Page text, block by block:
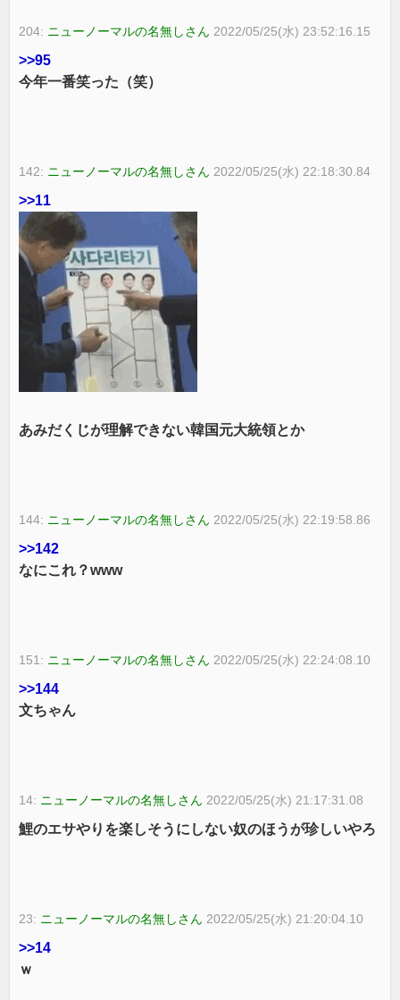
204: ニューノーマルの名無しさん 2022/05/25(水) 23:52:16.15
>>95
今年一番笑った（笑）
142: ニューノーマルの名無しさん 2022/05/25(水) 22:18:30.84
>>11
あみだくじが理解できない韓国元大統領とか
144: ニューノーマルの名無しさん 2022/05/25(水) 22:19:58.86
>>142
なにこれ？www
151: ニューノーマルの名無しさん 2022/05/25(水) 22:24:08.10
>>144
文ちゃん
14: ニューノーマルの名無しさん 2022/05/25(水) 21:17:31.08
鯉のエサやりを楽しそうにしない奴のほうが珍しいやろ
23: ニューノーマルの名無しさん 2022/05/25(水) 21:20:04.10
>>14
ｗ